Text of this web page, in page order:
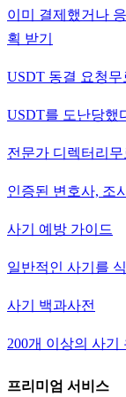
이미 결제했거나
획 받기
USDT 동결 요청무
USDT를 도난당했
전문가 디렉터리 무
인증된 변호사, 조
사기 예방 가이드
일반적인 사기를
사기 백과사전
200개 이상의 사기
프리미엄 서비스